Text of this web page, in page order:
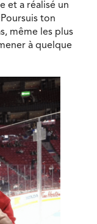
et a réalisé un
ton
même les plus
à quelque